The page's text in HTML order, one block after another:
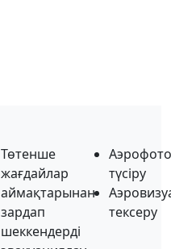
Төтенше
жағдайлар
аймақтарынан
зардап
шеккендерді
түсіру
тексеру